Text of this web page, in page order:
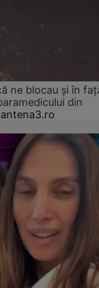
ne blocau şi în
din